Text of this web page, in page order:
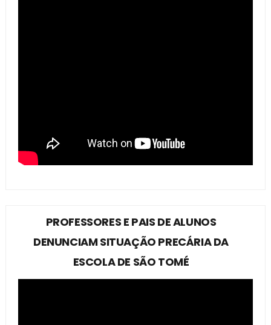
PROFESSORES E PAIS DE ALUNOS
DENUNCIAM SITUAÇÃO PRECÁRIA DA
ESCOLA DE SÃO TOMÉ